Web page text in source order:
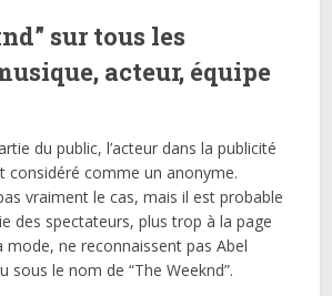
sur tous les
acteur, équipe
du public, l’acteur dans la publicité
considéré comme un anonyme.
vraiment le cas, mais il est probable
des spectateurs, plus trop à la page
mode, ne reconnaissent pas Abel
sous le nom de “The Weeknd”.